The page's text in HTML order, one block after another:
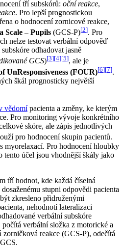
tří subskórů: oční reakce,
. Pro lepší prognostickou
o hodnocení zornicové reakce,
Scale – Pupils (GCS-P)[2]. Pro
nelze testovat verbální odpověď
odhadovat jasně
GCS)[3][4][5], ale je
UnResponsiveness (FOUR)[6][7].
škál prognosticky největší
vědomípacienta a změny, ke kterým
Pro monitoring vývoje konkrétního
skóre, ale zápis jednotlivých
pro hodnocení skupin pacientů.
myorelaxací. Pro hodnocení hloubky
tento účel jsou vhodnější škály jako
tří hodnot, kde každá číselná
stupni odpovědi pacienta
zkresleno přidruženými
nehodnotí lateralizaci
verbální subskóre
verbální složka z motorické a
zorničková reakce (GCS-P), odečítá